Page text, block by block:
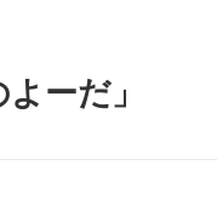
ーだ」